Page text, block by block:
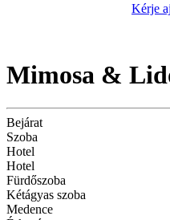
Kérje
Mimosa &
Bejárat
Szoba
Hotel
Hotel
Fürdőszoba
Kétágyas szoba
Medence